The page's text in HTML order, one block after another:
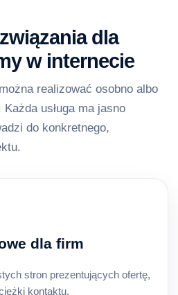
dla
w internecie
realizować osobno albo
usługa ma jasno
do konkretnego,
dla firm
stron prezentujących ofertę,
kontaktu.